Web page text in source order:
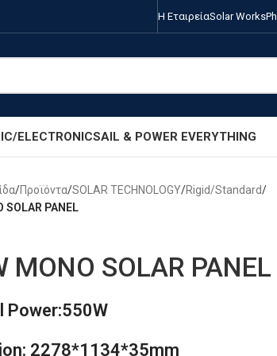
Η ΕταιρείαSolar Works
ELECTRONICSAIL & POWER EVERYTHING
/Προϊόντα/SOLAR TECHNOLOGY/Rigid/Standard/
SOLAR PANEL
MONO SOLAR PANEL
Power:550W
2278*1134*35mm